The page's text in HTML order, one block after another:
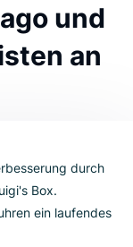
und
an
durch
Box.
ein laufendes